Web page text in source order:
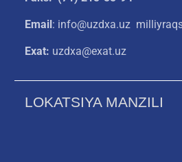
Email: info@uzdxa.uz
Exat: uzdxa@exat.uz
LOKATSIYA MANZILI